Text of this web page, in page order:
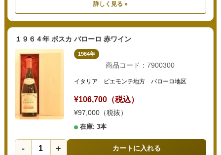
詳しく見る »
１９６４年 ボスカ バローロ 赤ワイン
1964年
商品コード：7900300
イタリア ピエモンテ地方 バローロ地区
¥106,700（税込）
¥97,000（税抜）
在庫: 3本
- + カートに入れる